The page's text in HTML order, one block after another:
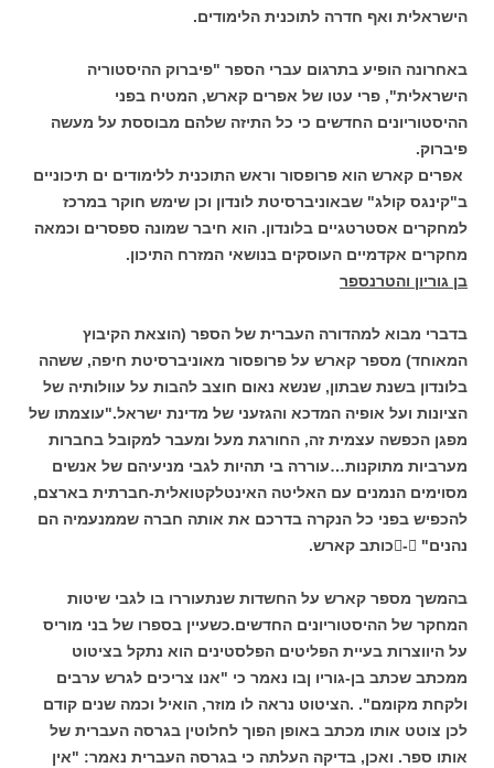
הישראלית ואף חדרה לתוכנית הלימודים.
באחרונה הופיע בתרגום עברי הספר "פיברוק ההיסטוריה
הישראלית", פרי עטו של אפרים קארש, המטיח בפני
ההיסטוריונים החדשים כי כל התיזה שלהם מבוססת על מעשה
פיברוק.
אפרים קארש הוא פרופסור וראש התוכנית ללימודים ים תיכוניים
ב"קינגס קולג" שבאוניברסיטת לונדון וכן שימש חוקר במרכז
למחקרים אסטרטגיים בלונדון. הוא חיבר שמונה ספסרים וכמאה
מחקרים אקדמיים העוסקים בנושאי המזרח התיכון.
בן גוריון והטרנספר
בדברי מבוא למהדורה העברית של הספר (הוצאת הקיבוץ
המאוחד) מספר קארש על פרופסור מאוניברסיטת חיפה, ששהה
בלונדון בשנת שבתון, שנשא נאום חוצב להבות על עוולותיה של
הציונות ועל אופיה המדכא והגזעני של מדינת ישראל."עוצמתו של
מפגן הכפשה עצמית זה, החורגת מעל ומעבר למקובל בחברות
מערביות מתוקנות…עוררה בי תהיות לגבי מניעיהם של אנשים
מסוימים הנמנים עם האליטה האינטלקטואלית-חברתית בארצם,
להכפיש בפני כל הנקרה בדרכם את אותה חברה שממנעמיה הם
נהנים" -כותב קארש.
בהמשך מספר קארש על החשדות שנתעוררו בו לגבי שיטות
המחקר של ההיסטוריונים החדשים.כשעיין בספרו של בני מוריס
על היווצרות בעיית הפליטים הפלסטינים הוא נתקל בציטוט
ממכתב שכתב בן-גוריו ןבו נאמר כי "אנו צריכים לגרש ערבים
ולקחת מקומם". .הציטוט נראה לו מוזר, הואיל וכמה שנים קודם
לכן צוטט אותו מכתב באופן הפוך לחלוטין בגרסה העברית של
אותו ספר. ואכן, בדיקה העלתה כי בגרסה העברית נאמר: "אין